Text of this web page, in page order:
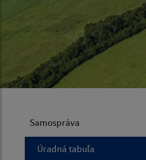
Samospráva
Úradná tabuľa